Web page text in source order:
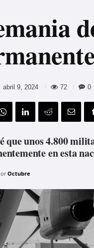
abril 9, 2024 72 0
que unos 4.800
en esta
Octubre